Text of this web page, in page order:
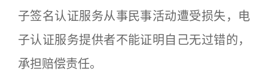
子签名认证服务从事民事活动遭受损失，电
子认证服务提供者不能证明自己无过错的，
承担赔偿责任。